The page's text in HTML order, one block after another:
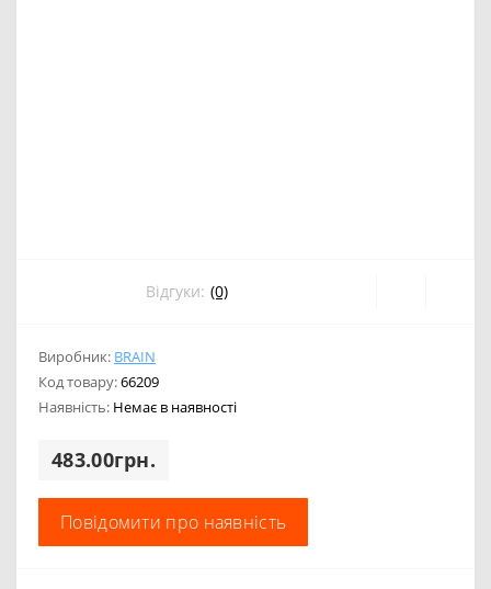
Відгуки: (0)
Виробник: BRAIN
Код товару:66209
Наявність: Немає в наявності
483.00грн.
Повідомити про наявність